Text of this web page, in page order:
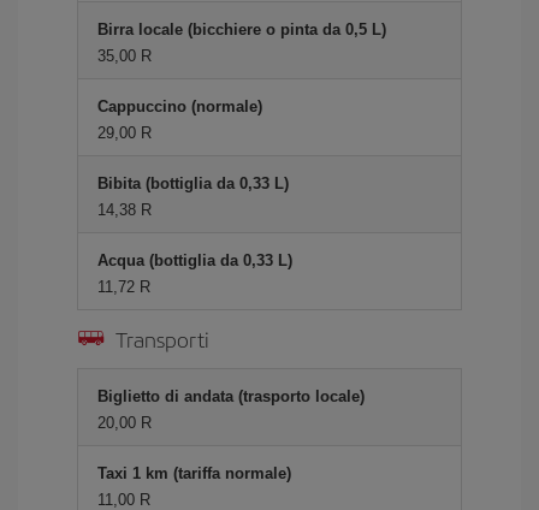
Birra locale (bicchiere o pinta da 0,5 L)
35,00 R
Cappuccino (normale)
29,00 R
Bibita (bottiglia da 0,33 L)
14,38 R
Acqua (bottiglia da 0,33 L)
11,72 R
Transporti
Biglietto di andata (trasporto locale)
20,00 R
Taxi 1 km (tariffa normale)
11,00 R